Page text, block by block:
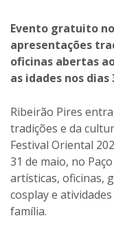
Evento gratuito
apresentações
oficinas abertas
as idades nos dias
Ribeirão Pires
tradições e da
Festival Oriental
31 de maio, no
artísticas, oficinas,
cosplay e
família.